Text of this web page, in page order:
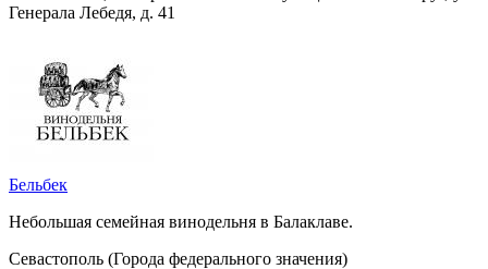
Генерала Лебедя, д. 41
Бельбек
Небольшая семейная винодельня в Балаклаве.
Севастополь (Города федерального значения)